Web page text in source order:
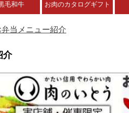
毛和牛 お肉のカタログギフト
弁当メニュー紹介
介